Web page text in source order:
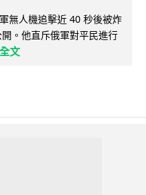
無人機追擊近 40 秒後被炸
。他直斥俄軍對平民進行
文